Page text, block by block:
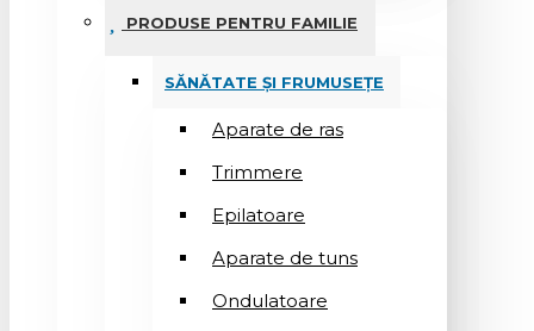
PRODUSE PENTRU FAMILIE
SĂNĂTATE ȘI FRUMUSEȚE
Aparate de ras
Trimmere
Epilatoare
Aparate de tuns
Ondulatoare